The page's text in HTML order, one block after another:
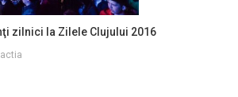
zilnici la Zilele Clujului 2016